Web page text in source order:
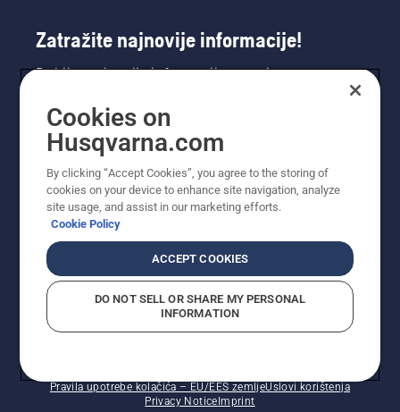
Zatražite najnovije informacije!
Dobijte najnovije informacije o novim
toga. Ovdje se registrirajte za naš bilten.
Pravila upotrebe kolačića – EU/EES zemljeUslovi korištenja
Privacy NoticeImprint
Cookies on
Husqvarna.com
By clicking “Accept Cookies”, you agree to the storing of
cookies on your device to enhance site navigation, analyze
site usage, and assist in our marketing efforts.
Cookie Policy
ACCEPT COOKIES
DO NOT SELL OR SHARE MY PERSONAL
INFORMATION